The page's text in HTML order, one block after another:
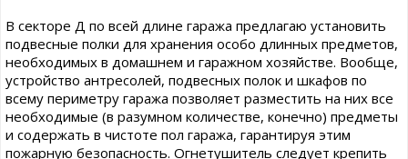
В секторе Д по всей длине гаража предлагаю установить
подвесные полки для хранения особо длинных предметов,
необходимых в домашнем и гаражном хозяйстве. Вообще,
устройство антресолей, подвесных полок и шкафов по
всему периметру гаража позволяет разместить на них все
необходимые (в разумном количестве, конечно) предметы
и содержать в чистоте пол гаража, гарантируя этим
пожарную безопасность. Огнетушитель следует крепить